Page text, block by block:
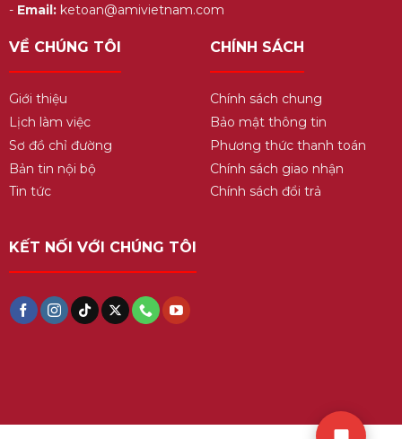
- Email:ketoan@amivietnam.com
VỀ CHÚNG TÔI
Giới thiệu
Lịch làm việc
Sơ đồ chỉ đường
Bản tin nội bộ
Tin tức
CHÍNH SÁCH
Chính sách chung
Bảo mật thông tin
Phương thức thanh toán
Chính sách giao nhận
Chính sách đổi trả
KẾT NỐI VỚI CHÚNG TÔI